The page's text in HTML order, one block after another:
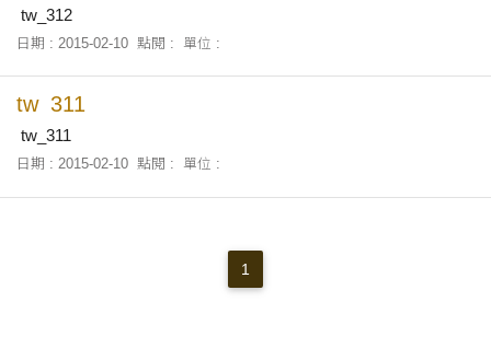
tw_312
日期 : 2015-02-10 點閱 : 單位 :
tw_311
tw_311
日期 : 2015-02-10 點閱 : 單位 :
1